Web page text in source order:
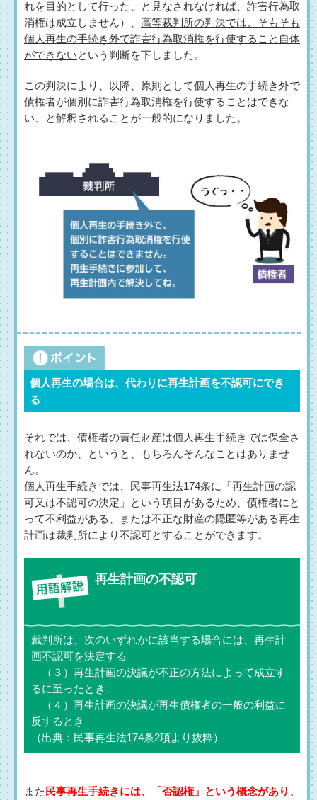
れを目的として行った、と見なされなければ、詐害行為取
消権は成立しません）、 高等裁判所の判決では、そもそも
個人再生の手続き外で詐害行為取消権を行使すること自体
ができないという判断を下しました。
この判決により、以降、原則として個人再生の手続き外で
債権者が個別に詐害行為取消権を行使することはできな
い、と解釈されることが一般的になりました。
個人再生の場合は、代わりに再生計画を不認可にでき
る
それでは、債権者の責任財産は個人再生手続きでは保全さ
れないのか、というと、もちろんそんなことはありませ
ん。
個人再生手続きでは、民事再生法174条に「再生計画の認
可又は不認可の決定」という項目があるため、債権者にと
って不利益がある、または不正な財産の隠匿等がある再生
計画は裁判所により不認可とすることができます。
再生計画の不認可
裁判所は、次のいずれかに該当する場合には、再生計
画不認可を決定する
（３）再生計画の決議が不正の方法によって成立す
るに至ったとき
（４）再生計画の決議が再生債権者の一般の利益に
反するとき
（出典：民事再生法174条2項より抜粋）
また民事再生手続きには、「否認権」という概念があり、